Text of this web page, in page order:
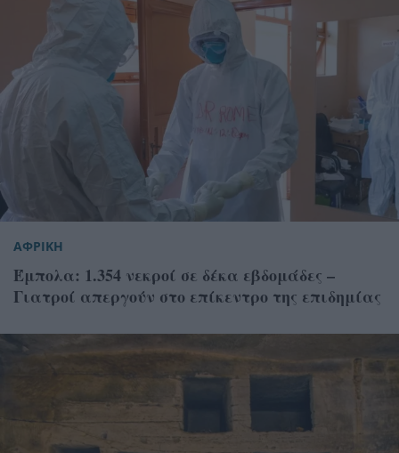
ΑΦΡΙΚΗ
Έμπολα: 1.354 νεκροί σε δέκα εβδομάδες –
Γιατροί απεργούν στο επίκεντρο της επιδημίας